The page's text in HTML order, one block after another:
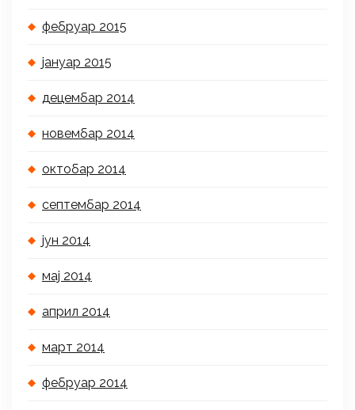
фебруар 2015
јануар 2015
децембар 2014
новембар 2014
октобар 2014
септембар 2014
јун 2014
мај 2014
април 2014
март 2014
фебруар 2014